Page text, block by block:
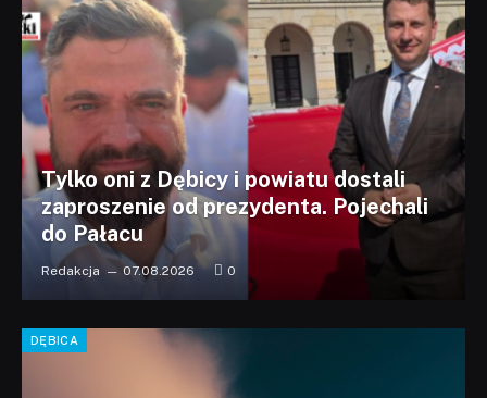
Tylko oni z Dębicy i powiatu dostali
zaproszenie od prezydenta. Pojechali
do Pałacu
Redakcja 07.08.2026 0
DĘBICA